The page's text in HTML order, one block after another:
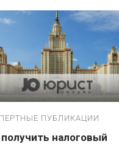
ПУБЛИКАЦИИ
получить налоговый